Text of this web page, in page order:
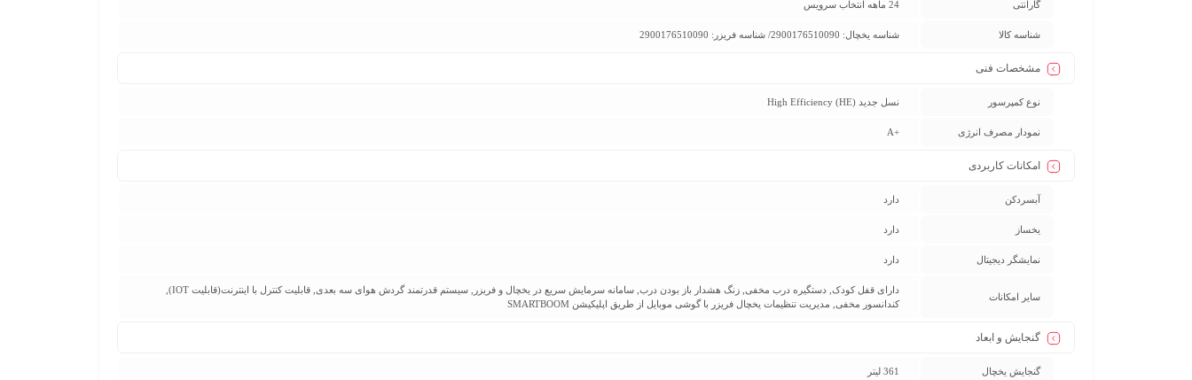
گارانتی 24 ماهه انتخاب سرویس
شناسه کالا شناسه یخچال: 2900176510090/ شناسه فریزر: 2900176510090
مشخصات فنی
نوع کمپرسور نسل جدید High Efficiency (HE)
نمودار مصرف انرژی +A
امکانات کاربردی
آبسردکن دارد
یخساز دارد
نمایشگر دیجیتال دارد
سایر امکانات
دارای قفل کودک, دستگیره درب مخفی, زنگ هشدار باز بودن درب, سامانه سرمایش سریع در یخچال و فریزر, سيستم قدرتمند گردش هوای سه بعدی, قابلیت کنترل با اینترنت(قابلیت IOT),
کندانسور مخفی, مدیریت تنظیمات یخچال فریزر با گوشی موبایل از طریق اپلیکیشن SMARTBOOM
گنجایش و ابعاد
گنجایش یخچال 361 لیتر